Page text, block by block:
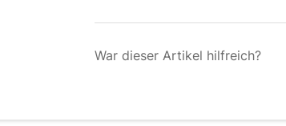
War dieser Artikel hilfreich?